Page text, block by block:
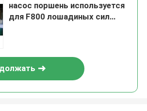
насос поршень используется
для F800 лошадиных сил